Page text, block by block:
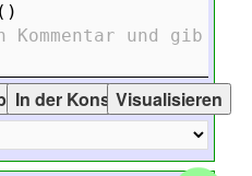
()
Kommentar und gib